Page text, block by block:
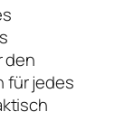
den
für jedes